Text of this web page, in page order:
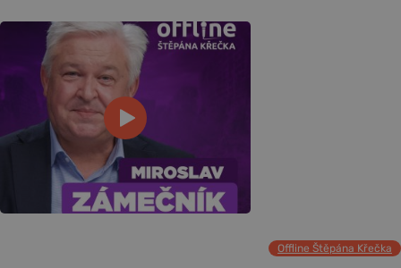
Offline Štěpána Křečka